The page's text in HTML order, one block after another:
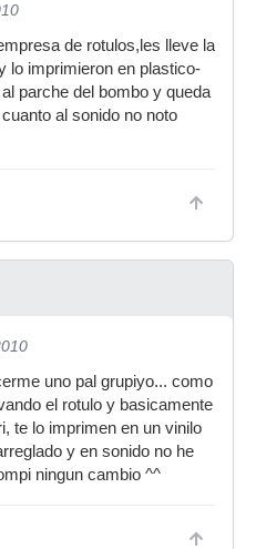
de rotulos,les lleve la
lo imprimieron en plastico-
parche del bombo y queda
al sonido no noto
uno pal grupiyo... como
el rotulo y basicamente
te lo imprimen en un vinilo
y en sonido no he
ningun cambio ^^